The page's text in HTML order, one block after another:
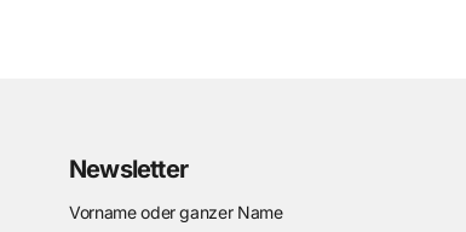
Newsletter
Vorname oder ganzer Name